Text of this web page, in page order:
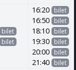
bilet
bilet
16:20 bilet
16:50 bilet
18:10 bilet
19:30 bilet
20:00 bilet
21:40 bilet